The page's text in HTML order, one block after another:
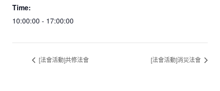
Time:
10:00:00 - 17:00:00
[法會活動]共修法會 [法會活動]消災法會